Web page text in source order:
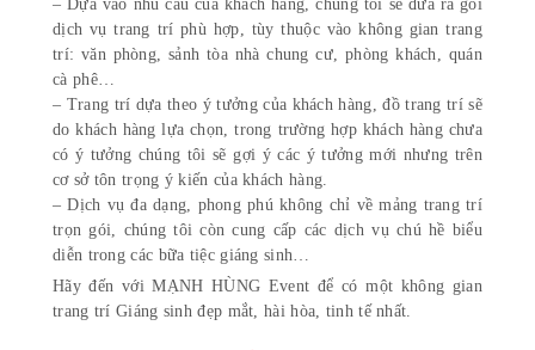
– Dựa vào nhu cầu của khách hàng, chúng tôi sẽ đưa ra gói
dịch vụ trang trí phù hợp, tùy thuộc vào không gian trang
trí: văn phòng, sảnh tòa nhà chung cư, phòng khách, quán
cà phê…
– Trang trí dựa theo ý tưởng của khách hàng, đồ trang trí sẽ
do khách hàng lựa chọn, trong trường hợp khách hàng chưa
có ý tưởng chúng tôi sẽ gợi ý các ý tưởng mới nhưng trên
cơ sở tôn trọng ý kiến của khách hàng.
– Dịch vụ đa dạng, phong phú không chỉ về mảng trang trí
trọn gói, chúng tôi còn cung cấp các dịch vụ chú hề biểu
diễn trong các bữa tiệc giáng sinh…
Hãy đến vớiMẠNH HÙNG Event để có một không gian
trang trí Giáng sinh đẹp mắt, hài hòa, tinh tế nhất.